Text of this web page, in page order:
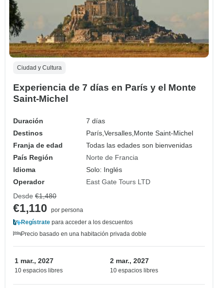
Ciudad y Cultura
Experiencia de 7 días en París y el Monte
Saint-Michel
Duración
7 días
Destinos
París,Versalles, Monte Saint-Michel
Franja de edad
Todas las edades son bienvenidas
País Región
Norte de Francia
Idioma
Solo: Inglés
Operador
East Gate Tours LTD
Desde €1,480
€1,110
por persona
Regístrate para acceder a los descuentos
Precio basado en una habitación privada doble
1 mar., 2027
10 espacios libres
2 mar., 2027
10 espacios libres